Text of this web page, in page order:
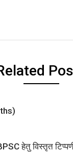
हेतु विस्तृत